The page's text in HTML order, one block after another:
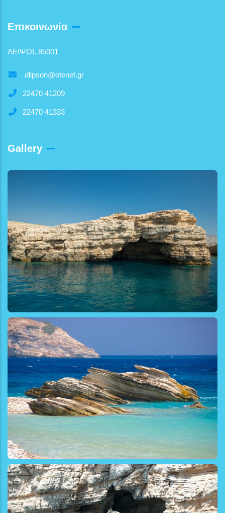
Επικοινωνία
ΛΕΙΨΟΙ, 85001
dlipson@otenet.gr
22470 41209
22470 41333
Gallery